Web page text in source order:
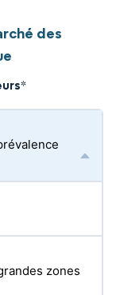
des
*
zones